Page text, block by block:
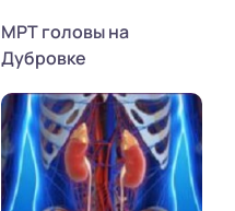
МРТ головы на
Дубровке